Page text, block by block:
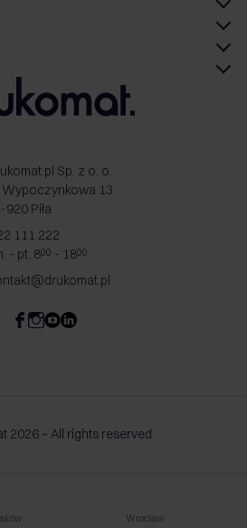
Sp. z o. o.
Wypoczynkowa 13
920 Piła
111 222
- pt. 800 - 1800
2026 – All rights reserved
Wrocław